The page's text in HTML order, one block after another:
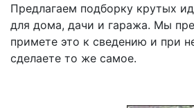
Предлагаем подборку крутых
для дома, дачи и гаража. Мы
примете это к сведению и при
сделаете то же самое.